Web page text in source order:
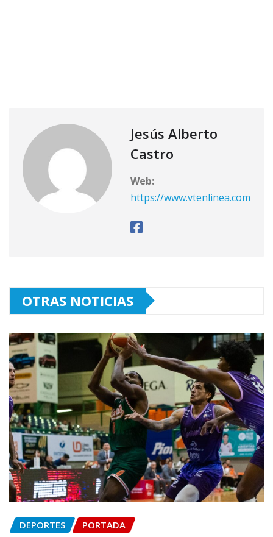
Jesús Alberto
Castro
Web:
https://www.vtenlinea.com
OTRAS NOTICIAS
DEPORTES PORTADA